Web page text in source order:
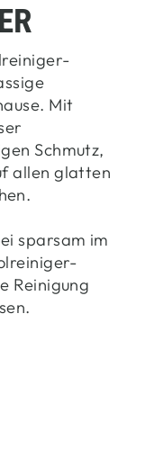
Mit
Schmutz,
allen glatten
sparsam im
Reinigung